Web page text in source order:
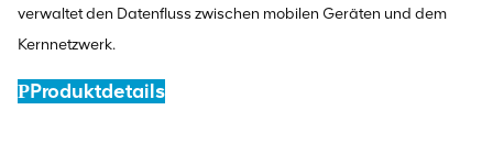
verwaltet den Datenfluss zwischen mobilen Geräten und dem
Kernnetzwerk.
PProduktdetails